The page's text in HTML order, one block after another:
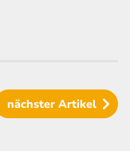
nächster Artikel